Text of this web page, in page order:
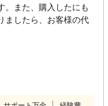
。また、購入したにも
ましたら、お客様の代